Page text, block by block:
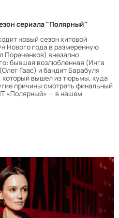
сериала "Полярный"
новый сезон хитовой
Нового года в размеренную
Пореченков) внезапно
бывшая возлюбленная (Инга
Гаас) и бандит Барабуля
вышел из тюрьмы, куда
причины смотреть финальный
«Полярный» — в нашем